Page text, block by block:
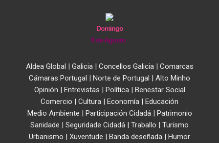
Domingo
9 de Agosto
Aldea Global | Galicia| Concellos Galicia| Comarcas
Cámaras Portugal | Norte de Portugal | Alto Minho
Opinión | Entrevistas | Política| Benestar Social
Comercio | Cultura | Economía | Educación
Medio Ambiente | Participación Cidadá| Patrimonio
Sanidade | Seguridade Cidadá | Traballo | Turismo
Urbanismo | Xuventude | Banda deseñada | Humor